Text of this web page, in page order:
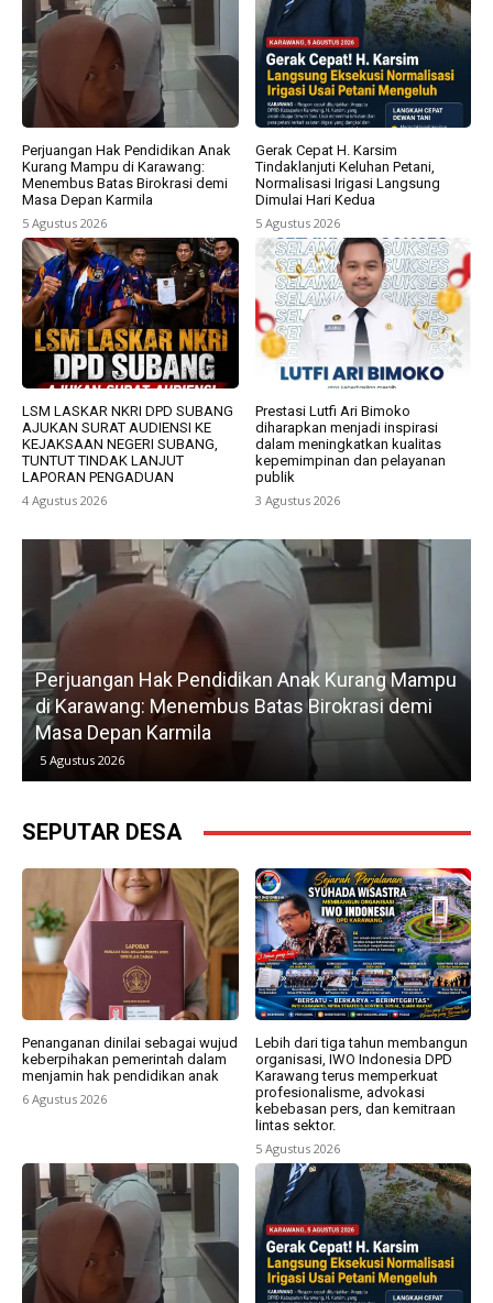
Perjuangan Hak Pendidikan Anak
Kurang Mampu di Karawang:
Menembus Batas Birokrasi demi
Masa Depan Karmila
5 Agustus 2026
Gerak Cepat H. Karsim
Tindaklanjuti Keluhan Petani,
Normalisasi Irigasi Langsung
Dimulai Hari Kedua
5 Agustus 2026
LSM LASKAR NKRI DPD SUBANG
AJUKAN SURAT AUDIENSI KE
KEJAKSAAN NEGERI SUBANG,
TUNTUT TINDAK LANJUT
LAPORAN PENGADUAN
4 Agustus 2026
Prestasi Lutfi Ari Bimoko
diharapkan menjadi inspirasi
dalam meningkatkan kualitas
kepemimpinan dan pelayanan
publik
3 Agustus 2026
Perjuangan Hak Pendidikan Anak Kurang Mampu
di Karawang: Menembus Batas Birokrasi demi
Masa Depan Karmila
5 Agustus 2026
SEPUTAR DESA
Penanganan dinilai sebagai wujud
keberpihakan pemerintah dalam
menjamin hak pendidikan anak
6 Agustus 2026
Lebih dari tiga tahun membangun
organisasi, IWO Indonesia DPD
Karawang terus memperkuat
profesionalisme, advokasi
kebebasan pers, dan kemitraan
lintas sektor.
5 Agustus 2026